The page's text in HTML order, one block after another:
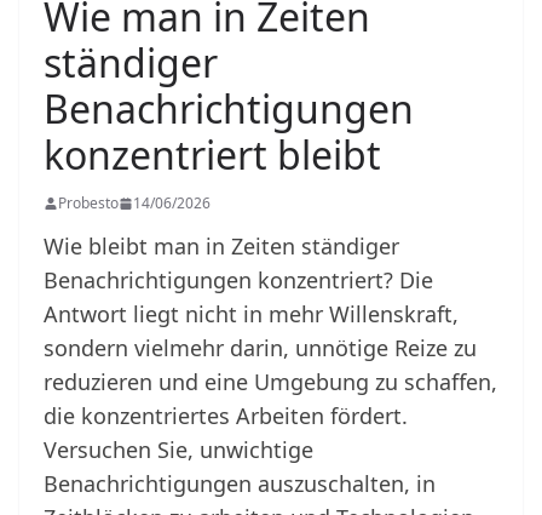
Wie man in Zeiten
ständiger
Benachrichtigungen
konzentriert bleibt
Probesto 14/06/2026
Wie bleibt man in Zeiten ständiger
Benachrichtigungen konzentriert? Die
Antwort liegt nicht in mehr Willenskraft,
sondern vielmehr darin, unnötige Reize zu
reduzieren und eine Umgebung zu schaffen,
die konzentriertes Arbeiten fördert.
Versuchen Sie, unwichtige
Benachrichtigungen auszuschalten, in